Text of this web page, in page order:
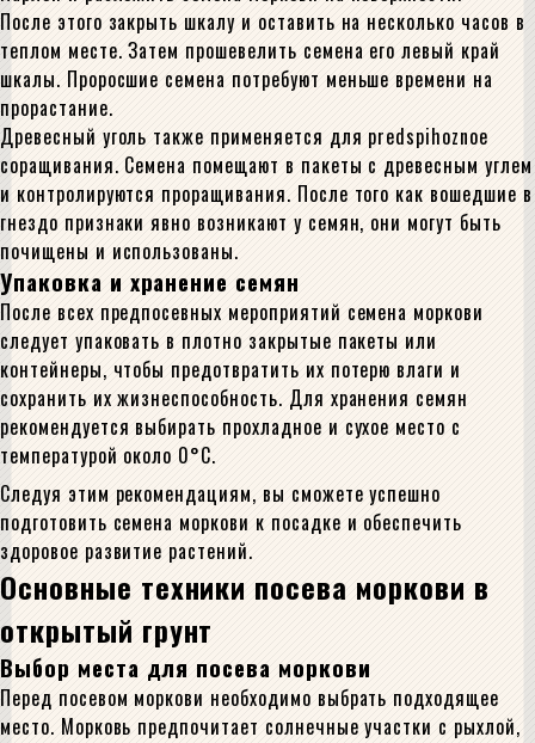
После этого закрыть шкалу и оставить на несколько часов в
теплом месте. Затем прошевелить семена его левый край
шкалы. Проросшие семена потребуют меньше времени на
прорастание.
Древесный уголь также применяется для predspihoznoe
соращивания. Семена помещают в пакеты с древесным углем
и контролируются проращивания. После того как вошедшие в
гнездо признаки явно возникают у семян, они могут быть
почищены и использованы.
Упаковка и хранение семян
После всех предпосевных мероприятий семена моркови
следует упаковать в плотно закрытые пакеты или
контейнеры, чтобы предотвратить их потерю влаги и
сохранить их жизнеспособность. Для хранения семян
рекомендуется выбирать прохладное и сухое место с
температурой около 0°C.
Следуя этим рекомендациям, вы сможете успешно
подготовить семена моркови к посадке и обеспечить
здоровое развитие растений.
Основные техники посева моркови в
открытый грунт
Выбор места для посева моркови
Перед посевом моркови необходимо выбрать подходящее
место. Морковь предпочитает солнечные участки с рыхлой,